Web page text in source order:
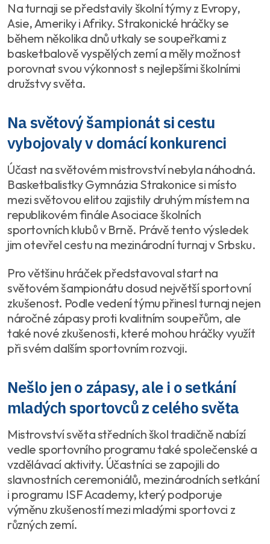
Na turnaji se představily školní týmy z Evropy,
Asie, Ameriky i Afriky. Strakonické hráčky se
během několika dnů utkaly se soupeřkami z
basketbalově vyspělých zemí a měly možnost
porovnat svou výkonnost s nejlepšími školními
družstvy světa.
Na světový šampionát si cestu
vybojovaly v domácí konkurenci
Účast na světovém mistrovství nebyla náhodná.
Basketbalistky Gymnázia Strakonice si místo
mezi světovou elitou zajistily druhým místem na
republikovém finále Asociace školních
sportovních klubů v Brně. Právě tento výsledek
jim otevřel cestu na mezinárodní turnaj v Srbsku.
Pro většinu hráček představoval start na
světovém šampionátu dosud největší sportovní
zkušenost. Podle vedení týmu přinesl turnaj nejen
náročné zápasy proti kvalitním soupeřům, ale
také nové zkušenosti, které mohou hráčky využít
při svém dalším sportovním rozvoji.
Nešlo jen o zápasy, ale i o setkání
mladých sportovců z celého světa
Mistrovství světa středních škol tradičně nabízí
vedle sportovního programu také společenské a
vzdělávací aktivity. Účastníci se zapojili do
slavnostních ceremoniálů, mezinárodních setkání
i programu ISF Academy, který podporuje
výměnu zkušeností mezi mladými sportovci z
různých zemí.